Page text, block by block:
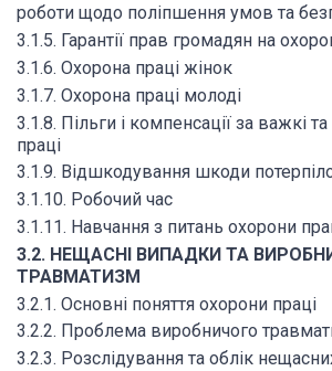
роботи щодо поліпшення умов та
3.1.5. Гарантії прав громадян на
3.1.6. Охорона праці жінок
3.1.7. Охорона праці молоді
3.1.8. Пільги і компенсації за важкі
праці
3.1.9. Відшкодування шкоди
3.1.10. Робочий час
3.1.11. Навчання з питань охорони
3.2. НЕЩАСНІ ВИПАДКИ ТА
ТРАВМАТИЗМ
3.2.1. Основні поняття охорони праці
3.2.2. Проблема виробничого
3.2.3. Розслідування та облік